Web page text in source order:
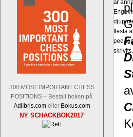
300 MOST IMPORTANT CHESS
POSITIONS – Beställ boken på
Adlibris.comeller Bokus.com
NY SCHACKBOK2017
är
flesta